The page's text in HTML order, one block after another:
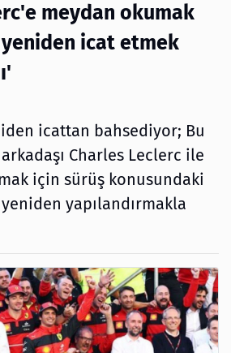
meydan okumak
icat etmek
icattan bahsediyor; Bu
Charles Leclerc ile
için sürüş konusundaki
yeniden yapılandırmakla